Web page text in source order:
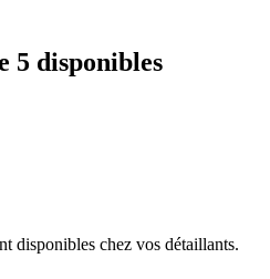
5 disponibles
disponibles chez vos détaillants.